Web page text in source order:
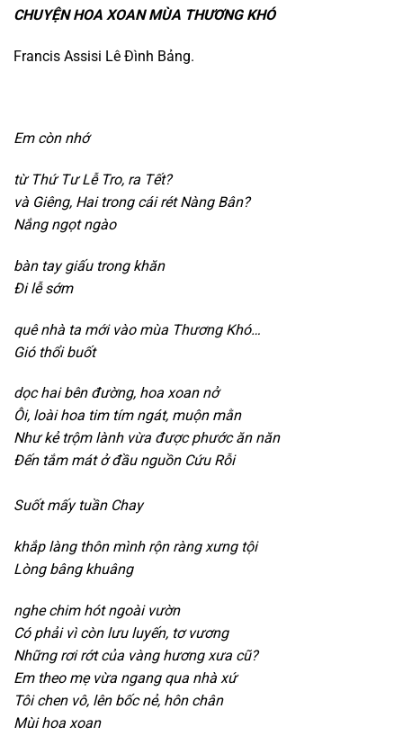
CHUYỆN HOA XOAN MÙA THƯƠNG KHÓ
Francis Assisi Lê Đình Bảng.
Em còn nhớ
từ Thứ Tư Lễ Tro, ra Tết?
và Giêng, Hai trong cái rét Nàng Bân?
Nắng ngọt ngào
bàn tay giấu trong khăn
Đi lễ sớm
quê nhà ta mới vào mùa Thương Khó…
Gió thổi buốt
dọc hai bên đường, hoa xoan nở
Ôi, loài hoa tim tím ngát, muộn mằn
Như kẻ trộm lành vừa được phước ăn năn
Đến tắm mát ở đầu nguồn Cứu Rỗi
Suốt mấy tuần Chay
khắp làng thôn mình rộn ràng xưng tội
Lòng bâng khuâng
nghe chim hót ngoài vườn
Có phải vì còn lưu luyến, tơ vương
Những rơi rớt của vàng hương xưa cũ?
Em theo mẹ vừa ngang qua nhà xứ
Tôi chen vô, lên bốc nẻ, hôn chân
Mùi hoa xoan